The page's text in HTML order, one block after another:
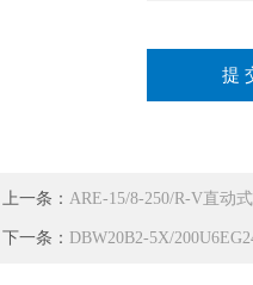
上一条： ARE-15/8-250/R-V直动
下一条： DBW20B2-5X/